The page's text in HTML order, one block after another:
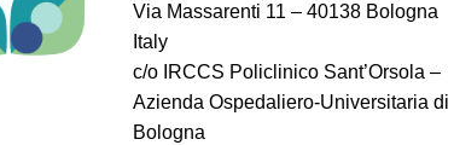
Via Massarenti 11 – 40138 Bologna
Italy
c/o IRCCS Policlinico Sant’Orsola –
Azienda Ospedaliero-Universitaria di
Bologna